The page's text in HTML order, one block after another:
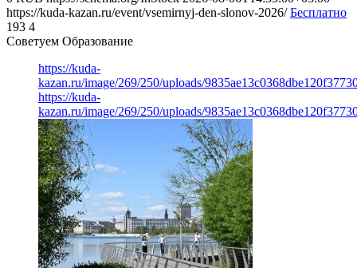
https://kuda-kazan.ru/event/vsemirnyj-den-slonov-2026/ Бесплатно
193 4
Советуем Образование
https://kuda-
kazan.ru/image/269/250/uploads/
https://kuda-
kazan.ru/image/269/250/uploads/